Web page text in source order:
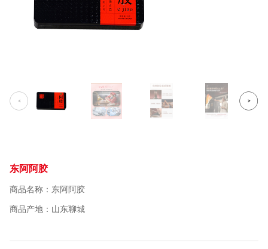
东阿阿胶
商品名称：东阿阿胶
商品产地：山东聊城